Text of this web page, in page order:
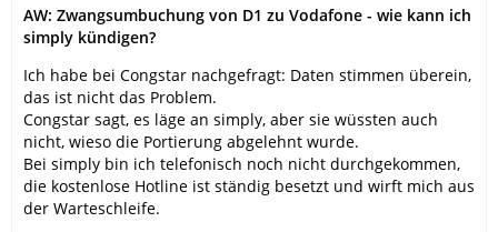
AW: Zwangsumbuchung von D1 zu Vodafone - wie kann ich
simply kündigen?
Ich habe bei Congstar nachgefragt: Daten stimmen überein,
das ist nicht das Problem.
Congstar sagt, es läge an simply, aber sie wüssten auch
nicht, wieso die Portierung abgelehnt wurde.
Bei simply bin ich telefonisch noch nicht durchgekommen,
die kostenlose Hotline ist ständig besetzt und wirft mich aus
der Warteschleife.